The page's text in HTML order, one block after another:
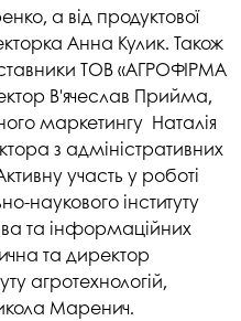
а від продуктової
Анна Кулик. Також
ТОВ «АГРОФІРМА
В'ячеслав Прийма,
маркетингу Наталія
з адміністративних
участь у роботі
наукового інституту
та інформаційних
та директор
агротехнологій,
Маренич.